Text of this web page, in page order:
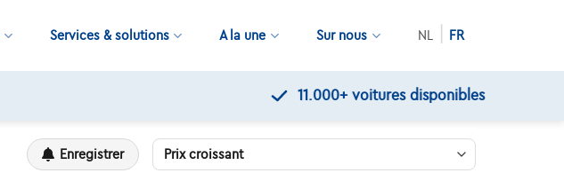
Services & solutions A la une Sur nous NL FR
Enregistrer